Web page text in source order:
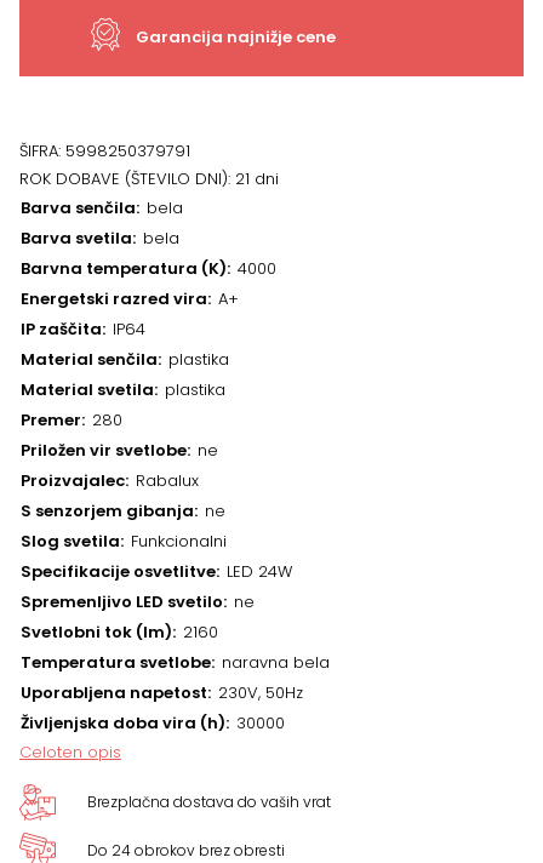
Garancija najnižje cene
ŠIFRA: 5998250379791
ROK DOBAVE (ŠTEVILO DNI): 21 dni
Barva senčila bela
Barva svetila bela
Barvna temperatura (K) 4000
Energetski razred vira A+
IP zaščita IP64
Material senčila plastika
Material svetila plastika
Premer 280
Priložen vir svetlobe ne
Proizvajalec Rabalux
S senzorjem gibanja ne
Slog svetila Funkcionalni
Specifikacije osvetlitve LED 24W
Spremenljivo LED svetilo ne
Svetlobni tok (lm) 2160
Temperatura svetlobe naravna bela
Uporabljena napetost 230V, 50Hz
Življenjska doba vira (h) 30000
Celoten opis
Brezplačna dostava do vaših vrat
Do 24 obrokov brez obresti